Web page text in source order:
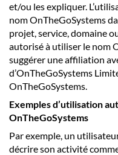
et/ou les expliquer.
nom OnTheGoSystems
projet, service, domaine
autorisé à utiliser le nom
suggérer une affiliation
d’OnTheGoSystems
OnTheGoSystems.
Exemples d’utilisation
OnTheGoSystems
Par exemple, un
décrire son activité